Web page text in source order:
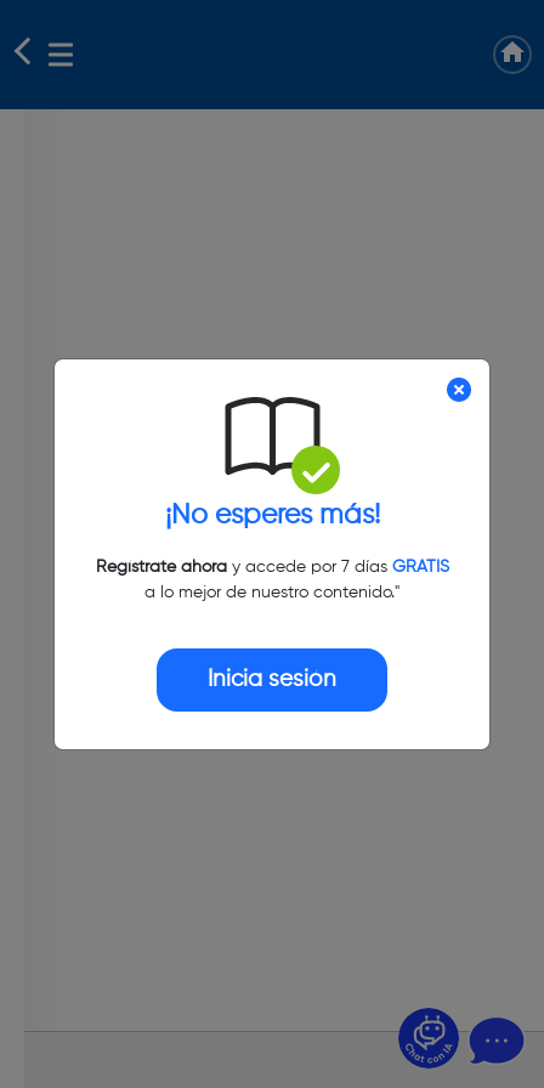
¡No esperes más!
Regístrate ahoray accede por 7 días GRATIS
a lo mejor de nuestro contenido."
Inicia sesión